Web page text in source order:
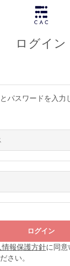
ログイン
パスワードを入力
情報保護方針に同意
さい。